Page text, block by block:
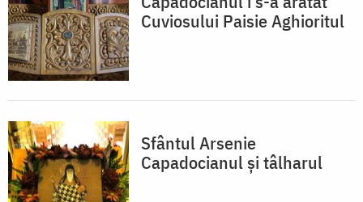
Cuviosului Paisie Aghioritul
Sfântul Arsenie
Capadocianul şi tâlharul